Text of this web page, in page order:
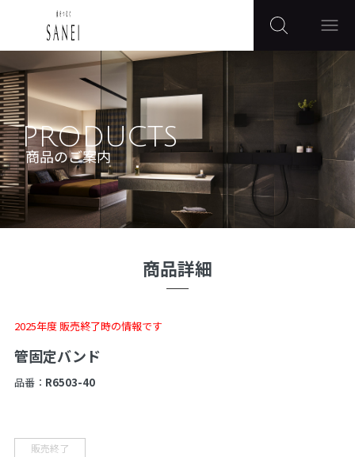
PRODUCTS
商品のご案内
商品詳細
2025年度 販売終了時の情報です
管固定バンド
品番： R6503-40
販売終了